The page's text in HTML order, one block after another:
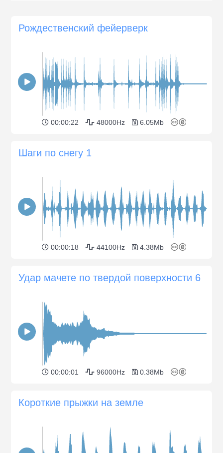
Рождественский фейерверк
00:00:22 48000Hz 6.05Mb
Шаги по снегу 1
00:00:18 44100Hz 4.38Mb
Удар мачете по твердой поверхности 6
00:00:01 96000Hz 0.38Mb
Короткие прыжки на земле